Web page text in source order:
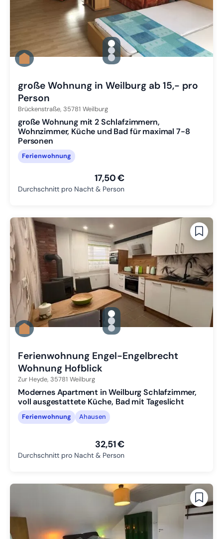
gallery.slide_selector
Zu Slide 1 wechseln
Zu Slide 2 wechseln
Zu Slide 3 wechseln
große Wohnung in Weilburg ab 15,- pro
Person
Brückenstraße, 35781 Weilburg
große Wohnung mit 2 Schlafzimmern,
Wohnzimmer, Küche und Bad für maximal 7-8
Personen
Ferienwohnung
17,50 €
Durchschnitt pro Nacht & Person
gallery.slide_selector
Zu Slide 1 wechseln
Zu Slide 2 wechseln
Zu Slide 3 wechseln
Ferienwohnung Engel-Engelbrecht
Wohnung Hofblick
Zur Heyde, 35781 Weilburg
Modernes Apartment in Weilburg Schlafzimmer,
voll ausgestattete Küche, Bad mit Tageslicht
Ferienwohnung Ahausen
32,51 €
Durchschnitt pro Nacht & Person